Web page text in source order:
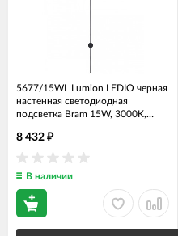
5677/15WL Lumion LEDIO черная
настенная светодиодная
подсветка Bram 15W, 3000K,
8 432 ₽
В наличии